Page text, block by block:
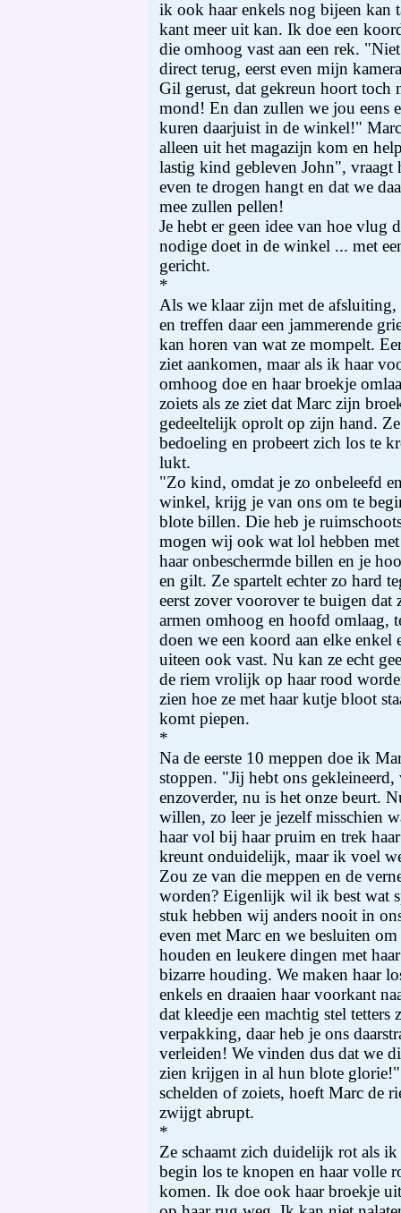
ik ook haar enkels nog bijeen kan
kant meer uit kan. Ik doe een
die omhoog vast aan een rek.
direct terug, eerst even mijn
Gil gerust, dat gekreun hoort toch
mond! En dan zullen we jou eens
kuren daarjuist in de winkel!"
alleen uit het magazijn kom en
lastig kind gebleven John",
even te drogen hangt en dat we
mee zullen pellen!
Je hebt er geen idee van hoe vlug
nodige doet in de winkel ... met
gericht.
*
Als we klaar zijn met de afsluiting,
en treffen daar een jammerende
kan horen van wat ze mompelt.
ziet aankomen, maar als ik haar
omhoog doe en haar broekje
zoiets als ze ziet dat Marc zijn
gedeeltelijk oprolt op zijn hand.
bedoeling en probeert zich los te
lukt.
"Zo kind, omdat je zo onbeleefd
winkel, krijg je van ons om te
blote billen. Die heb je
mogen wij ook wat lol hebben
haar onbeschermde billen en je
en gilt. Ze spartelt echter zo hard
eerst zover voorover te buigen dat
armen omhoog en hoofd omlaag,
doen we een koord aan elke enkel
uiteen ook vast. Nu kan ze echt
de riem vrolijk op haar rood
zien hoe ze met haar kutje bloot
komt piepen.
*
Na de eerste 10 meppen doe ik
stoppen. "Jij hebt ons
enzoverder, nu is het onze beurt.
willen, zo leer je jezelf misschien
haar vol bij haar pruim en trek
kreunt onduidelijk, maar ik voel
Zou ze van die meppen en de
worden? Eigenlijk wil ik best wat
stuk hebben wij anders nooit in
even met Marc en we besluiten
houden en leukere dingen met
bizarre houding. We maken haar
enkels en draaien haar voorkant
dat kleedje een machtig stel tetters
verpakking, daar heb je ons
verleiden! We vinden dus dat we
zien krijgen in al hun blote
schelden of zoiets, hoeft Marc de
zwijgt abrupt.
*
Ze schaamt zich duidelijk rot als
begin los te knopen en haar volle
komen. Ik doe ook haar broekje